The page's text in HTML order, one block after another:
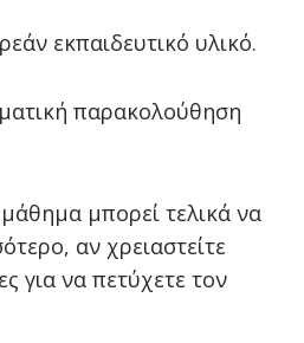
εκπαιδευτικό υλικό.
παρακολούθηση
μπορεί τελικά να
αν χρειαστείτε
για να πετύχετε τον